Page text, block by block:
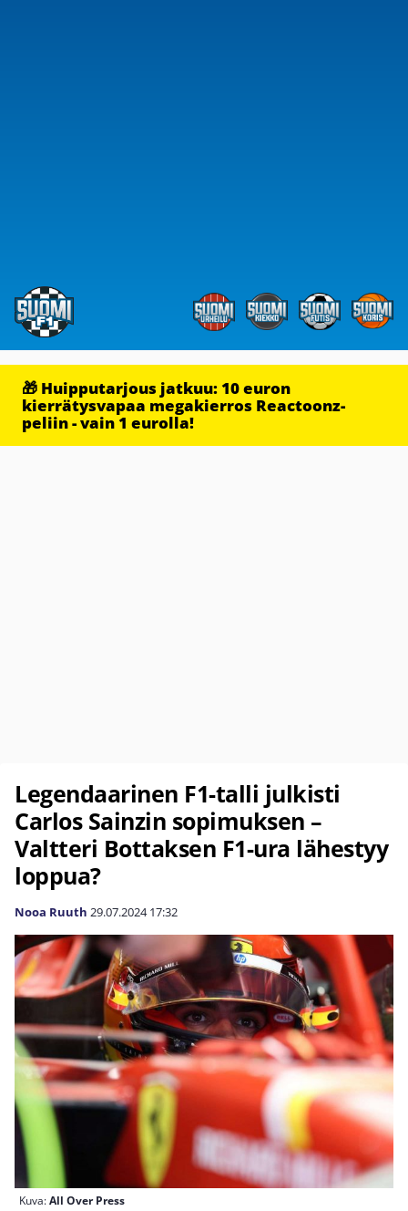
🎁 Huipputarjous jatkuu: 10 euron
kierrätysvapaa megakierros Reactoonz-
peliin - vain 1 eurolla!
Legendaarinen F1-talli julkisti
Carlos Sainzin sopimuksen –
Valtteri Bottaksen F1-ura lähestyy
loppua?
Nooa Ruuth 29.07.2024 17:32
Kuva:All Over Press